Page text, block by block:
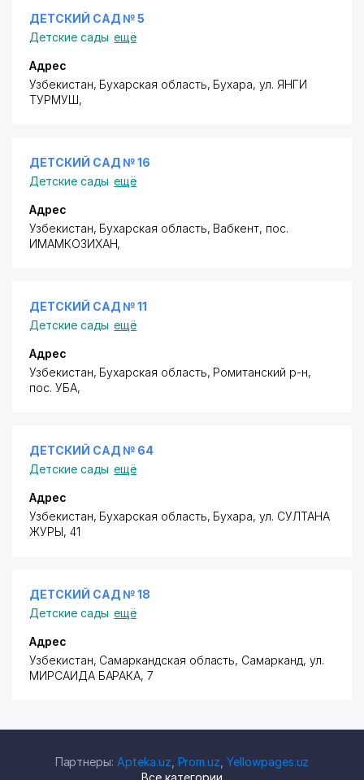
ДЕТСКИЙ САД № 5
Детские сады ещё
Адрес
Узбекистан, Бухарская область, Бухара,ул. ЯНГИ
ТУРМУШ,
ДЕТСКИЙ САД № 16
Детские сады ещё
Адрес
Узбекистан, Бухарская область, Вабкент, пос.
ИМАМКОЗИХАН,
ДЕТСКИЙ САД № 11
Детские сады ещё
Адрес
Узбекистан, Бухарская область, Ромитанский р-н,
пос. УБА,
ДЕТСКИЙ САД № 64
Детские сады ещё
Адрес
Узбекистан, Бухарская область, Бухара,ул. СУЛТАНА
ЖУРЫ, 41
ДЕТСКИЙ САД № 18
Детские сады ещё
Адрес
Узбекистан, Самаркандская область, Самарканд, ул.
МИРСАИДА БАРАКА, 7
Партнеры: Apteka.uz Prom.uz ,Yellowpages.uz
Все категории